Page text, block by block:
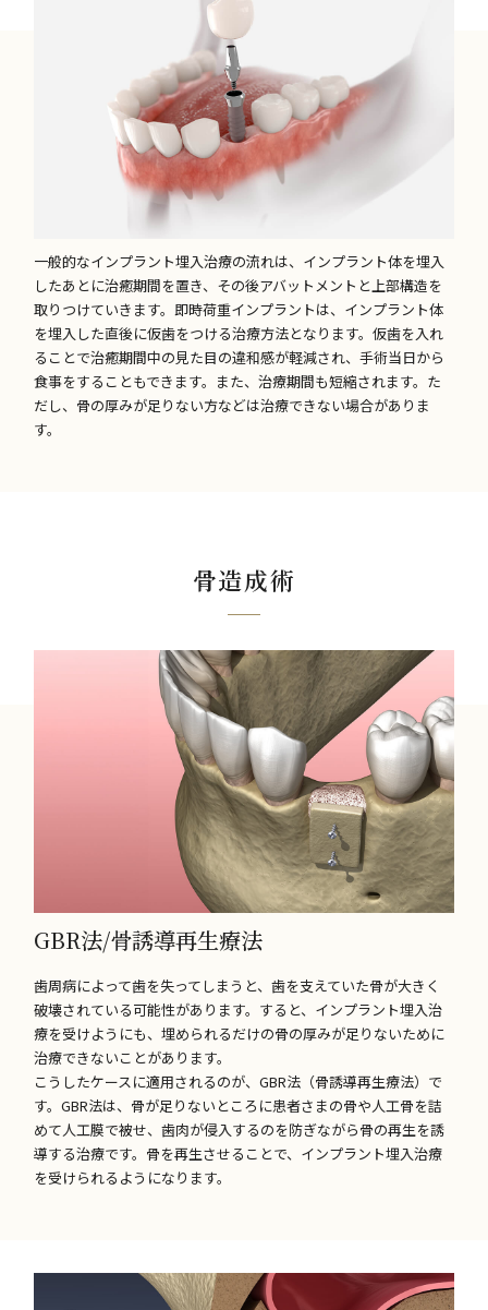
一般的なインプラント埋入治療の流れは、インプラント体を埋入
したあとに治癒期間を置き、その後アバットメントと上部構造を
取りつけていきます。即時荷重インプラントは、インプラント体
を埋入した直後に仮歯をつける治療方法となります。仮歯を入れ
ることで治癒期間中の見た目の違和感が軽減され、手術当日から
食事をすることもできます。また、治療期間も短縮されます。た
だし、骨の厚みが足りない方などは治療できない場合がありま
す。
骨造成術
GBR法/骨誘導再生療法
歯周病によって歯を失ってしまうと、歯を支えていた骨が大きく
破壊されている可能性があります。すると、インプラント埋入治
療を受けようにも、埋められるだけの骨の厚みが足りないために
治療できないことがあります。
こうしたケースに適用されるのが、GBR法（骨誘導再生療法）で
す。GBR法は、骨が足りないところに患者さまの骨や人工骨を詰
めて人工膜で被せ、歯肉が侵入するのを防ぎながら骨の再生を誘
導する治療です。骨を再生させることで、インプラント埋入治療
を受けられるようになります。